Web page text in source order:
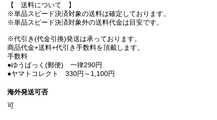
【 送料について 】
※単品スピード決済対象の送料は確定しております。
※単品スピード決済対象外の送料代金は目安です。
※代引き(代金引換)発送は承っております。
商品代金+送料+代引き手数料を頂戴します。
手数料
●ゆうぱっく(郵便) 一律290円
●ヤマトコレクト 330円～1,100円
海外発送可否
可